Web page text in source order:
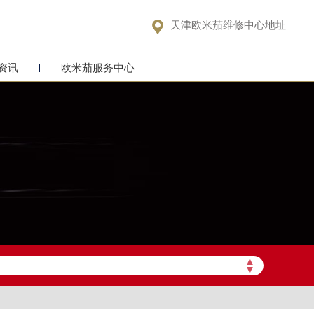
 天津欧米茄维修中心地址
讯 欧米茄服务中心
▲
▼